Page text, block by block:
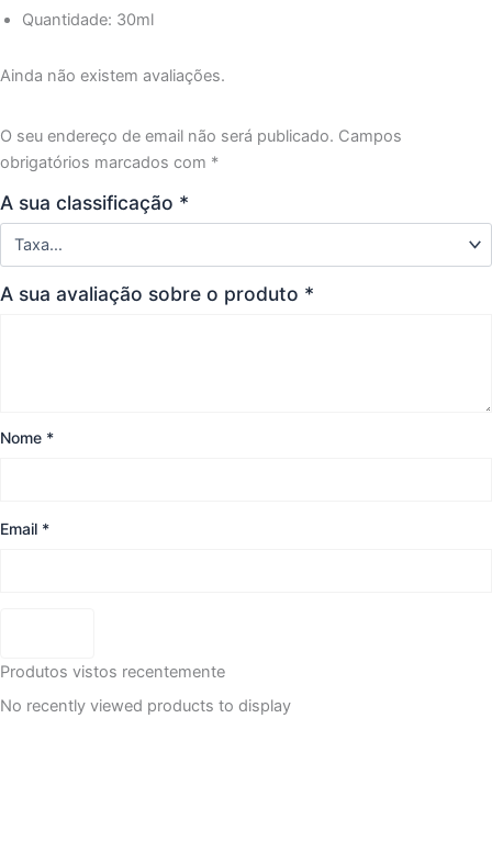
Quantidade: 30ml
Ainda não existem avaliações.
O seu endereço de email não será publicado. Campos
obrigatórios marcados com *
A sua classificação *
A sua avaliação sobre o produto *
Nome *
Email *
Produtos vistos recentemente
No recently viewed products to display